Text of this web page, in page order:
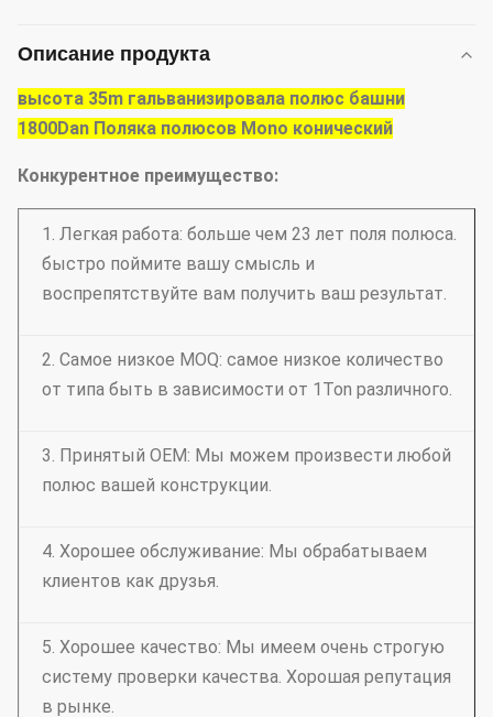
Описание продукта
высота 35m гальванизировала полюс башни
1800Dan Поляка полюсов Mono конический
Конкурентное преимущество:
1. Легкая работа: больше чем 23 лет поля полюса.
быстро поймите вашу смысль и
воспрепятствуйте вам получить ваш результат.
2. Самое низкое MOQ: самое низкое количество
от типа быть в зависимости от 1Ton различного.
3. Принятый OEM: Мы можем произвести любой
полюс вашей конструкции.
4. Хорошее обслуживание: Мы обрабатываем
клиентов как друзья.
5. Хорошее качество: Мы имеем очень строгую
систему проверки качества. Хорошая репутация
в рынке.